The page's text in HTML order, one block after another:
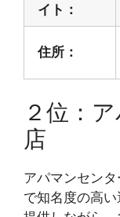
イト：
住所：
２位：
店
アパマンセン
で知名度の高